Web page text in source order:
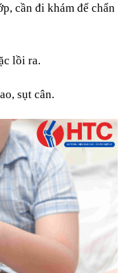
cần đi khám để chẩn
lồi ra.
sụt cân.